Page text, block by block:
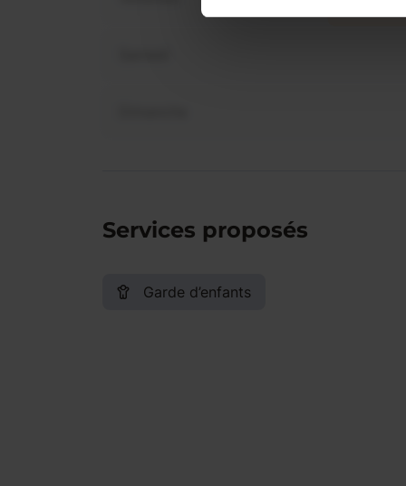
Services proposés
Garde d’enfants